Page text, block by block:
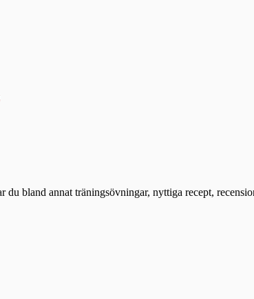
bland annat träningsövningar, nyttiga recept,